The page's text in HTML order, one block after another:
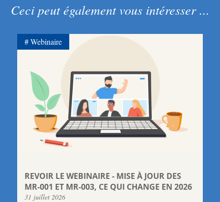
Ceci peut également vous intéresser ...
REVOIR LE WEBINAIRE - MISE À JOUR DES
MR-001 ET MR-003, CE QUI CHANGE EN 2026
31 juillet 2026
Webinaire